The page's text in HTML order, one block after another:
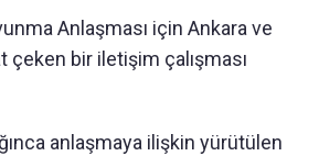
Anlaşması için Ankara ve
çeken bir iletişim çalışması
anlaşmaya ilişkin yürütülen